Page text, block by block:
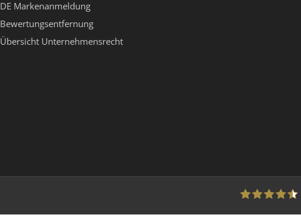
DE Markenanmeldung
Bewertungsentfernung
Übersicht Unternehmensrecht